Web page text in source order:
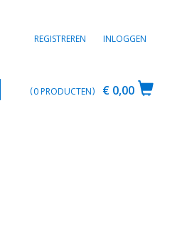
REGISTREREN INLOGGEN
€ 0,00
0PRODUCTEN